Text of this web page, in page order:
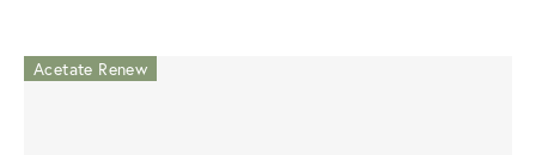
Acetate Renew